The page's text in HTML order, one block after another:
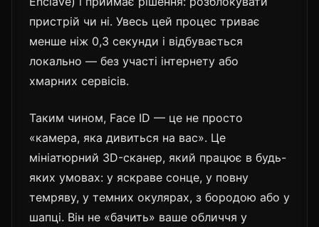
пристрій чи ні. Увесь цей процес триває
менше ніж 0,3 секунди і відбувається
локально — без участі інтернету або
хмарних сервісів.
Таким чином, Face ID — це не просто
«камера, яка дивиться на вас». Це
мініатюрний 3D-сканер, який працює в будь-
яких умовах: у яскраве сонце, у повну
темряву, у темних окулярах, з бородою або у
шапці. Він не «бачить» ваше обличчя у